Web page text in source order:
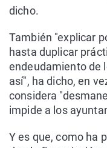
dicho.
También "explicar
hasta duplicar
endeudamiento de
así", ha dicho, en
considera
impide a los
Y es que, como ha